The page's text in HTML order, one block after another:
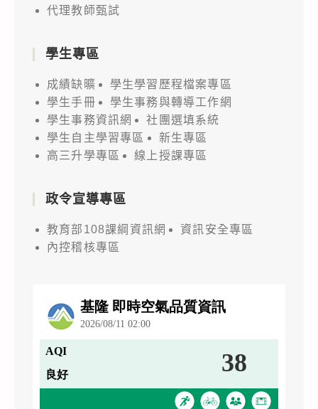
代理教師甄試
學生專區
成績缺曠
學生學習歷程檔案專區
學生手冊
學生事務與轉導工作網
學生事務資訊網
社團選填系統
學生自主學習專區
新生專區
高三升學專區
線上授課專區
政令宣導專區
教育部108課綱資訊網
資訊安全專區
內控稽核專區